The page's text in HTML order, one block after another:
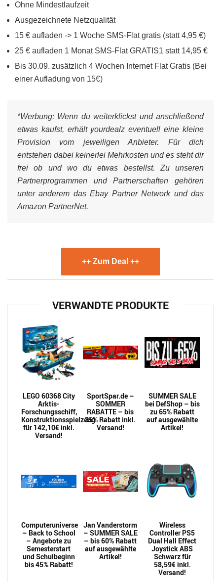
Ohne Mindestlaufzeit
Ausgezeichnete Netzqualität
15 € aufladen -> 1 Woche SMS-Flat gratis (statt 4,95 €)
25 € aufladen 1 Monat SMS-Flat GRATIS1 statt 14,95 €
Bis 30.09. zusätzlich 4 Wochen Internet Flat Gratis (Bei
einer Aufladung von 15€)
*Werbung: Wenn du weiterklickst und anschließend
etwas kaufst, erhält yourdealz eventuell eine kleine
Provision vom jeweiligen Anbieter. Für dich
entstehen dabei keinerlei Mehrkosten und es steht dir
frei ob und wo du etwas bestellst. Zu unseren
Partnerprogrammen und Partnerschaften gehören
unter anderem das Ebay Partner Network und das
Amazon PartnerNet.
++ Zum Deal ++
VERWANDTE PRODUKTE
LEGO 60368 City
Arktis-
Forschungsschiff,
Konstruktionsspielzeug
für 142,10€ inkl.
Versand!
SportSpar.de –
SOMMER
RABATTE – bis
35% Rabatt inkl.
Versand!
SUMMER SALE
bei DefShop – bis
zu 65% Rabatt
auf ausgewählte
Artikel!
Computeruniverse
– Back to School
– Angebote zu
Semesterstart
und Schulbeginn
bis 45% Rabatt!
Jan Vanderstorm
– SUMMER SALE
– bis 60% Rabatt
auf ausgewählte
Artikel!
Wireless
Controller PS5
Dual Hall Effect
Joystick ABS
Schwarz für
58,59€ inkl.
Versand!